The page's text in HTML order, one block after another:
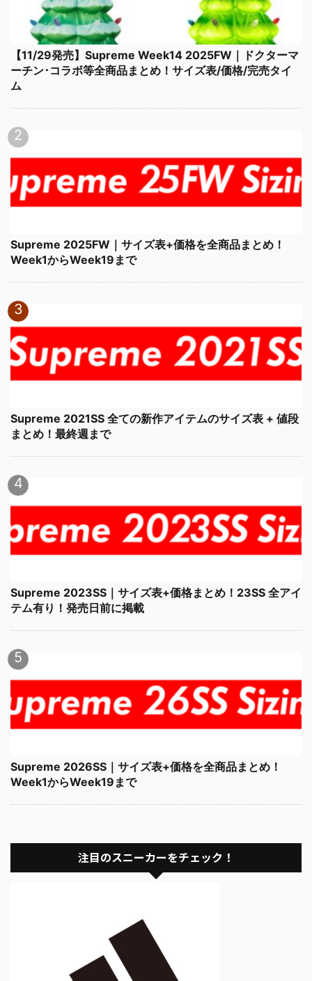
【11/29発売】Supreme Week14 2025FW｜ドクターマ
ーチン･コラボ等全商品まとめ！サイズ表/価格/完売タイ
ム
Supreme 2025FW｜サイズ表+価格を全商品まとめ！
Week1からWeek19まで
Supreme 2021SS 全ての新作アイテムのサイズ表 + 値段
まとめ！最終週まで
Supreme 2023SS｜サイズ表+価格まとめ！23SS 全アイ
テム有り！発売日前に掲載
Supreme 2026SS｜サイズ表+価格を全商品まとめ！
Week1からWeek19まで
注目のスニーカーをチェック！